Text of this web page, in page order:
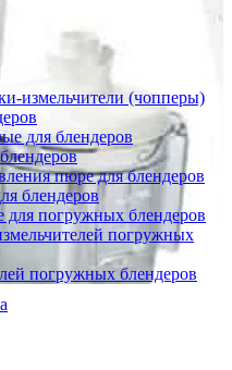
измельчители (чопперы)
для блендеров
пюре для блендеров
блендеров
для погружных блендеров
погружных
погружных блендеров